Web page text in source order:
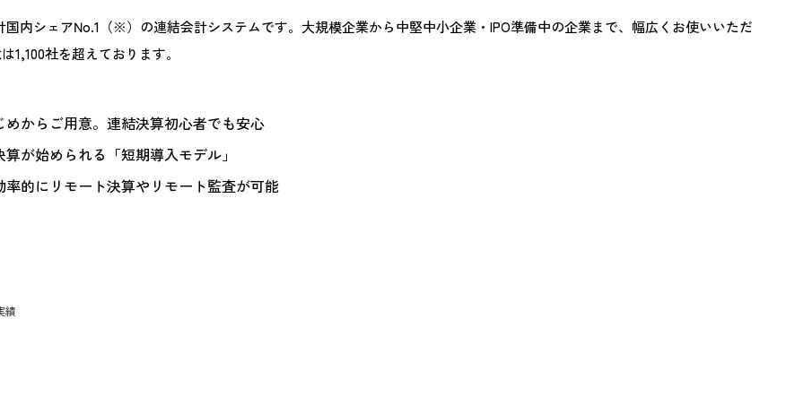
国内シェアNo.1（※）の連結会計システムです。大規模企業から中堅中小企業・IPO準備中の企業まで、幅広くお使いいただ
社を超えております。
めからご用意。連結決算初心者でも安心
が始められる「短期導入モデル」
的にリモート決算やリモート監査が可能
績